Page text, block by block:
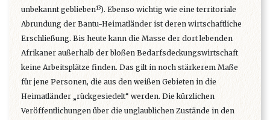
unbekannt geblieben13). Ebenso wichtig wie eine territoriale
Abrundung der Bantu-Heimatländer ist deren wirtschaftliche
Erschließung. Bis heute kann die Masse der dort lebenden
Afrikaner außerhalb der bloßen Bedarfsdeckungswirtschaft
keine Arbeitsplätze finden. Das gilt in noch stärkerem Maße
für jene Personen, die aus den weißen Gebieten in die
Heimatländer „rückgesiedelt“ werden. Die kürzlichen
Veröffentlichungen über die unglaublichen Zustände in den